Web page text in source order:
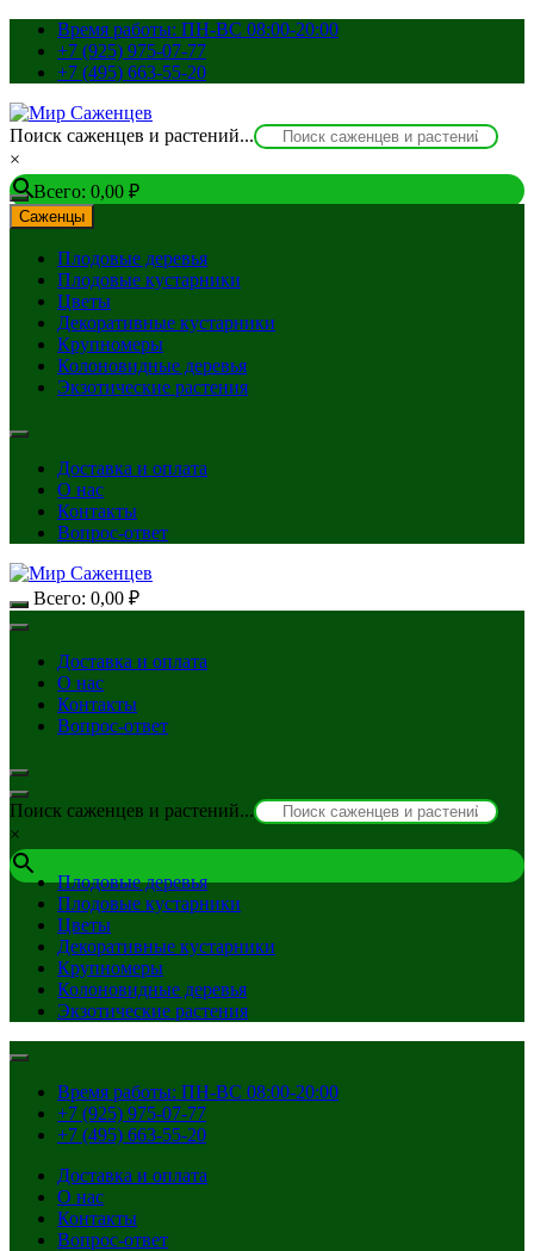
Перейти
содержимому
Время работы: ПН-ВС 08:00-20:00
+7 (925) 975-07-77
+7 (495) 663-55-20
Поиск саженцев и растений...
×
Всего: 0,00 ₽
Саженцы
Плодовые деревья
Плодовые кустарники
Цветы
Декоративные кустарники
Крупномеры
Колоновидные деревья
Экзотические растения
Доставка и оплата
О нас
Контакты
Вопрос-ответ
Всего: 0,00 ₽
Доставка и оплата
О нас
Контакты
Вопрос-ответ
Поиск саженцев и растений...
×
Плодовые деревья
Плодовые кустарники
Цветы
Декоративные кустарники
Крупномеры
Колоновидные деревья
Экзотические растения
Время работы: ПН-ВС 08:00-20:00
+7 (925) 975-07-77
+7 (495) 663-55-20
Доставка и оплата
О нас
Контакты
Вопрос-ответ